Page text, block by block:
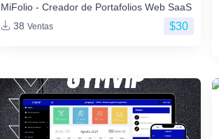
MiFolio - Creador de Portafolios Web SaaS
38 Ventas $30